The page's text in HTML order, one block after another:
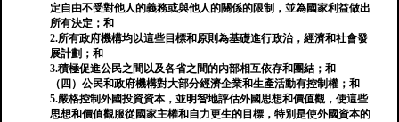
定自由不受對他人的義務或與他人的關係的限制，並為國家利益做出
所有決定；和
2.所有政府機構均以這些目標和原則為基礎進行政治，經濟和社會發
展計劃；和
3.積極促進公民之間以及各省之間的內部相互依存和團結；和
（四）公民和政府機構對大部分經濟企業和生產活動有控制權；和
5.嚴格控制外國投資資本，並明智地評估外國思想和價值觀，使這些
思想和價值觀服從國家主權和自力更生的目標，特別是使外國資本的